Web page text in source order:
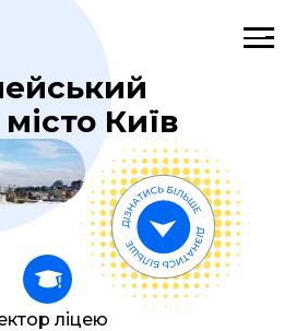
місто Київ
ліцею